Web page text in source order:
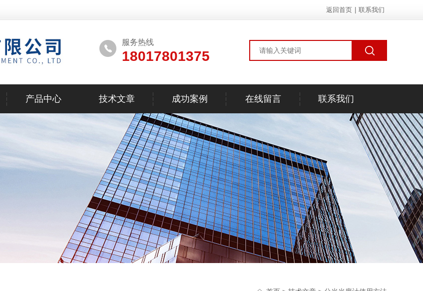
返回首页 联系我们
服务热线
18017801375
产品中心 技术文章 成功案例 在线留言 联系我们